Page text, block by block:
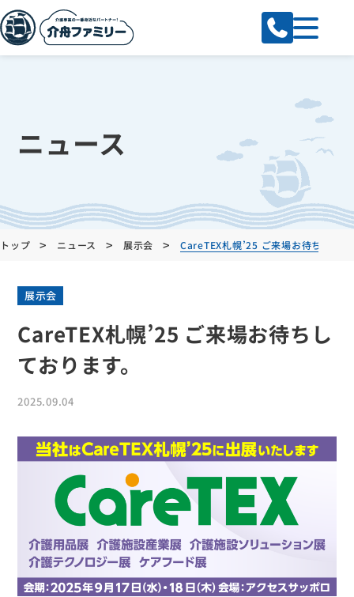
ニュース
トップ > ニュース > 展示会 > CareTEX札幌’25 ご来場お待ちして
展示会
CareTEX札幌’25 ご来場お待ちし
ております。
2025.09.04